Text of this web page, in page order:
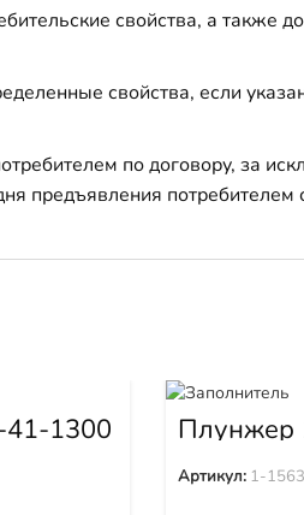
свойства, а также
свойства, если
по договору, за
предъявления потребителем
1300 Плунжер
Артикул: 1-